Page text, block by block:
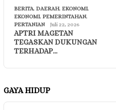
BERITA, DAERAH, EKONOMI,
EKONOMI, PEMERINTAHAN,
PERTANIAN
Juli 22, 2026
APTRI MAGETAN
TEGASKAN DUKUNGAN
TERHADAP…
GAYA HIDUP